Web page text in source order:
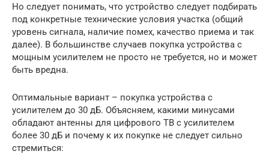
Но следует понимать, что устройство следует подбирать
под конкретные технические условия участка (общий
уровень сигнала, наличие помех, качество приема и так
далее). В большинстве случаев покупка устройства с
мощным усилителем не просто не требуется, но и может
быть вредна.
Оптимальные вариант – покупка устройства с
усилителем до 30 дБ. Объясняем, какими минусами
обладают антенны для цифрового ТВ с усилителем
более 30 дБ и почему к их покупке не следует сильно
стремиться: